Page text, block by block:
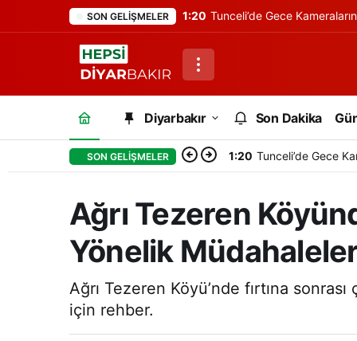
SON GELIŞMELER 1:20 Tunceli’de Gece
Diyarbakır Son Dakika
SON GELIŞMELER 1:20 Tunceli’de Gece
Ağrı Tezeren
Yönelik
Ağrı Tezeren Köyü’nde fırtına
için rehber.